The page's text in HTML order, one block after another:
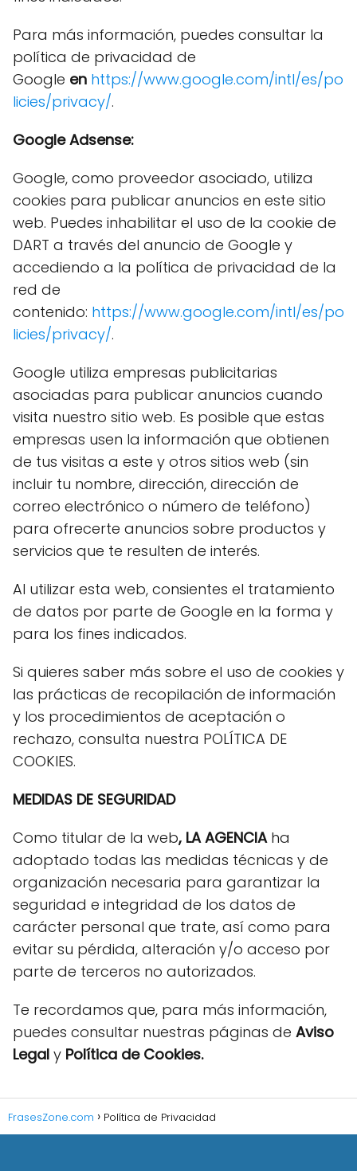
Para más información, puedes consultar la
política de privacidad de
Google en https://www.google.com/intl/es/po
licies/privacy/.
Google Adsense:
Google, como proveedor asociado, utiliza
cookies para publicar anuncios en este sitio
web. Puedes inhabilitar el uso de la cookie de
DART a través del anuncio de Google y
accediendo a la política de privacidad de la
red de
contenido: https://www.google.com/intl/es/po
licies/privacy/.
Google utiliza empresas publicitarias
asociadas para publicar anuncios cuando
visita nuestro sitio web. Es posible que estas
empresas usen la información que obtienen
de tus visitas a este y otros sitios web (sin
incluir tu nombre, dirección, dirección de
correo electrónico o número de teléfono)
para ofrecerte anuncios sobre productos y
servicios que te resulten de interés.
Al utilizar esta web, consientes el tratamiento
de datos por parte de Google en la forma y
para los fines indicados.
Si quieres saber más sobre el uso de cookies y
las prácticas de recopilación de información
y los procedimientos de aceptación o
rechazo, consulta nuestra POLÍTICA DE
COOKIES.
MEDIDAS DE SEGURIDAD
Como titular de la web, LA AGENCIAha
adoptado todas las medidas técnicas y de
organización necesaria para garantizar la
seguridad e integridad de los datos de
carácter personal que trate, así como para
evitar su pérdida, alteración y/o acceso por
parte de terceros no autorizados.
Te recordamos que, para más información,
puedes consultar nuestras páginas de Aviso
Legal y Política de Cookies.
FrasesZone.com Política de Privacidad